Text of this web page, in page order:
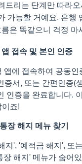
드리는 단계만 따라
가능할 거예요. 은행
은 똑같으니 걱정 마
접속 및 본인 인증
앱에 접속하여 공동인
증서, 또는 간편인증(
인증을 완료합니다.
이죠!
장 해지 메뉴 찾기
지', '예적금 해지', 또
장 해지' 메뉴가 숨어